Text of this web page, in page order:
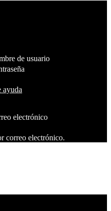
de usuario
ayuda
electrónico
correo electrónico.